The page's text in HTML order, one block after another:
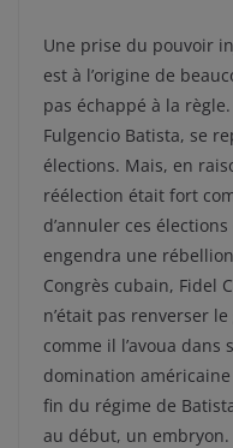
Une prise du pouvoir
est à l’origine de
pas échappé à la
Fulgencio Batista, se
élections. Mais, en
réélection était fort
d’annuler ces
engendra une
Congrès cubain, Fidel
n’était pas renverser
comme il l’avoua dans
domination
fin du régime de
au début, un